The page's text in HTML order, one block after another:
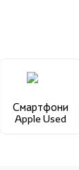
Смартфони
Apple Used